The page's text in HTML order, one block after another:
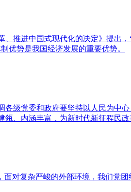
推进中国式现代化的决定》提出
优势是我国经济发展的重要优势。
级党委和政府要坚持以人民为中
、内涵丰富，为新时代新征程民
对复杂严峻的外部环境，我们党